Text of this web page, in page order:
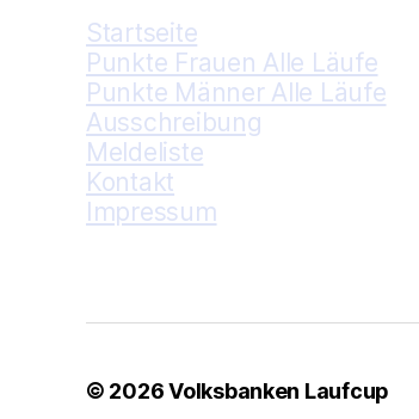
Startseite
Punkte Frauen Alle Läufe
Punkte Männer Alle Läufe
Ausschreibung
Meldeliste
Kontakt
Impressum
© 2026Volksbanken Laufcup